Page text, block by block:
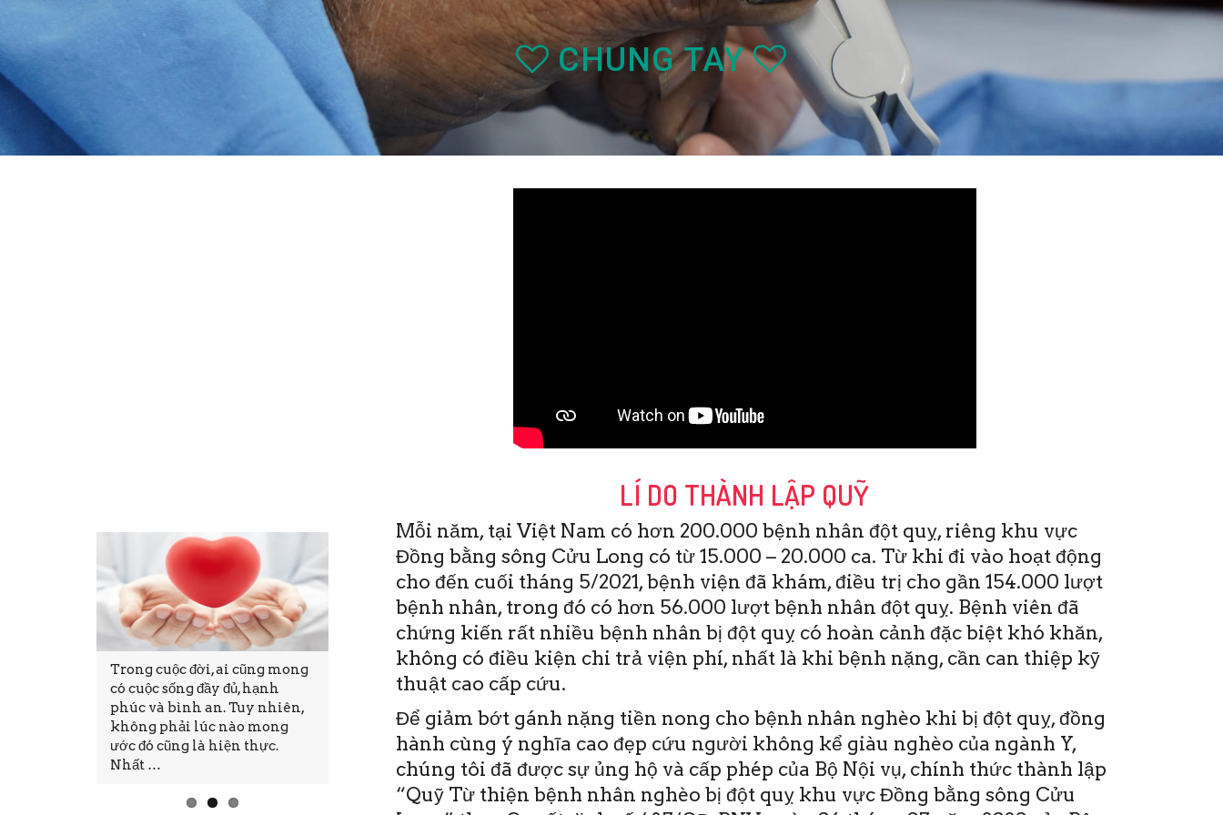
CHUNG TAY
Trong cuộc đời, ai cũng mong
có cuộc sống đầy đủ, hạnh
phúc và bình an. Tuy nhiên,
không phải lúc nào mong
ước đó cũng là hiện thực.
Nhất …
Bệnh viện (BV) Đột quỵ Tim
mạch Cần Thơ vừa ra mắt
“Quỹ Từ thiện bệnh nhân
(BN) nghèo bị đột quỵ khu vực
ĐBSCL”. Quỹ hoạt động
không vì …
Thứ Sáu, 19/6/2020
tại Bệnh viện Đột quỵ Tim
mạch Cần Thơ đã diễn ra Hội
thảo và Đào tạo y khoa liên
tục CME. Đây …
LÍ DO THÀNH LẬP QUỸ
Mỗi năm, tại Việt Nam có hơn 200.000 bệnh nhân đột quỵ, riêng khu vực
Đồng bằng sông Cửu Long có từ 15.000 – 20.000 ca. Từ khi đi vào hoạt động
cho đến cuối tháng 5/2021, bệnh viện đã khám, điều trị cho gần 154.000 lượt
bệnh nhân, trong đó có hơn 56.000 lượt bệnh nhân đột quỵ. Bệnh viên đã
chứng kiến rất nhiều bệnh nhân bị đột quỵ có hoàn cảnh đặc biệt khó khăn,
không có điều kiện chi trả viện phí, nhất là khi bệnh nặng, cần can thiệp kỹ
thuật cao cấp cứu.
Để giảm bớt gánh nặng tiền nong cho bệnh nhân nghèo khi bị đột quỵ, đồng
hành cùng ý nghĩa cao đẹp cứu người không kể giàu nghèo của ngành Y,
chúng tôi đã được sự ủng hộ và cấp phép của Bộ Nội vụ, chính thức thành lập
“Quỹ Từ thiện bệnh nhân nghèo bị đột quỵ khu vực Đồng bằng sông Cửu